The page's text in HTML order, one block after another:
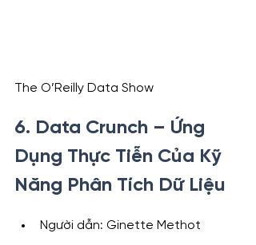
The O’Reilly Data Show
6. Data Crunch – Ứng
Dụng Thực Tiễn Của Kỹ
Năng Phân Tích Dữ Liệu
Người dẫn: Ginette Methot